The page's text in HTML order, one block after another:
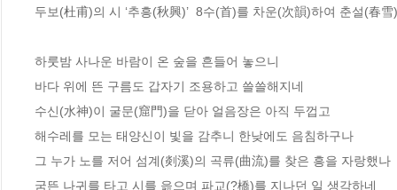
두보(杜甫)의 시 ‘추흥(秋興)’  8수(首)를 차운(次韻)하여 춘설(春
하룻밤 사나운 바람이 온 숲을 흔들어 놓으니
바다 위에 뜬 구름도 갑자기 조용하고 쓸쓸해지네
수신(水神)이 굴문(窟門)을 닫아 얼음장은 아직 두껍고
해수레를 모는 태양신이 빛을 감추니 한낮에도 음침하구나
그 누가 노를 저어 섬계(剡溪)의 곡류(曲流)를 찾은 흥을 자랑했나
굼뜬 나귀를 타고 시를 읊으며 파교(?橋)를 지나던 일 생각하네